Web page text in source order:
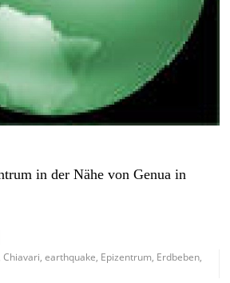
in der Nähe von Genua in
,Chiavari ,earthquake Epizentrum Erdbeben